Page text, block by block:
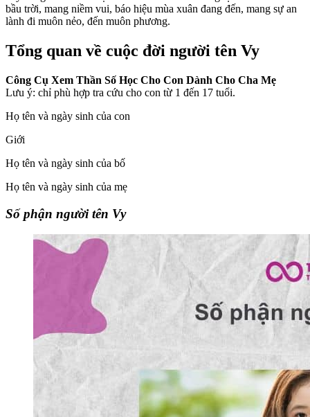
bầu trời, mang niềm vui, báo hiệu mùa xuân đang đến, mang sự an
lành đi muôn nẻo, đến muôn phương.
Tổng quan về cuộc đời người tên Vy
Công Cụ Xem Thần Số Học Cho Con Dành Cho Cha Mẹ
Lưu ý: chỉ phù hợp tra cứu cho con từ 1 đến 17 tuổi.
Họ tên và ngày sinh của con
Giới
Họ tên và ngày sinh của bố
Họ tên và ngày sinh của mẹ
Số phận người tên Vy